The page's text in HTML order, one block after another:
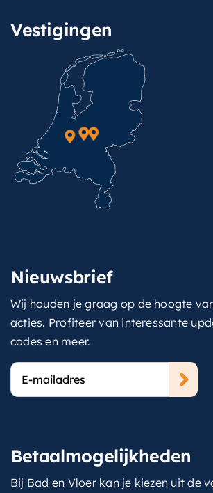
Vestigingen
Nieuwsbrief
Wij houden je graag op de hoogte
acties. Profiteer van interessante
codes en meer.
E-
mailadres
Betaalmogelijkheden
Bij Bad en Vloer kan je kiezen uit de